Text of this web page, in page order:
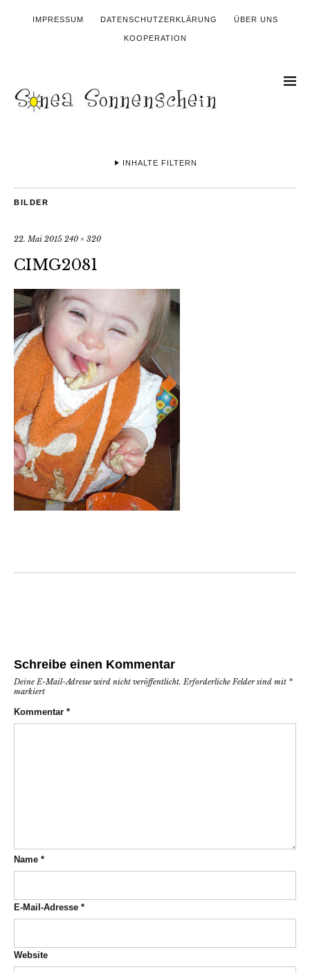
IMPRESSUM DATENSCHUTZERKLÄRUNG ÜBER UNS
KOOPERATION
INHALTE FILTERN
BILDER
22. Mai 2015 240 × 320
CIMG2081
Schreibe einen Kommentar
Deine E-Mail-Adresse wird nicht veröffentlicht. Erforderliche Felder sind mit *
markiert
Kommentar *
Name *
E-Mail-Adresse *
Website